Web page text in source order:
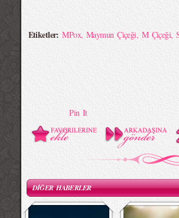
Etiketler:MPox, Maymun Çiçeği, M Çiçeği,
Pin It
DİĞER HABERLER